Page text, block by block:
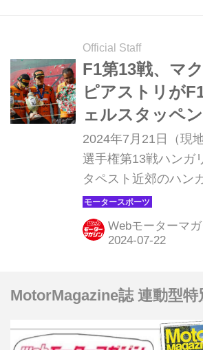
ペンは優勝争いにか
位。RBの角田裕毅は
シンにダメージを負
アとなった。 鮮やか
ルクレールを下した
勝利 前戦イタリア
とルクレールの1ス
痛恨の敗北を喫した
事なリベンジ勝利を
ス...
Official Staff
F1第13戦、マ
ピアストリが
ェルスタッペ
【ハンガリー
2024年7月21日（現
選手権第13戦ハンガ
タペスト近郊のハン
され、オスカー・ピ
勝を飾った。2位にも
が入り、マクラーレ
ルのマックス・フェ
位。角田裕毅（RB）
が主流の中、唯一1
Webモーターマ
MotorMagazine誌 連動型特